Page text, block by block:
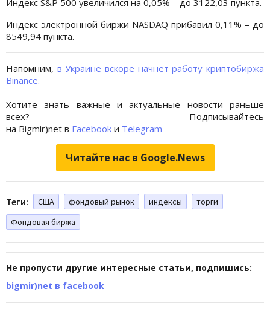
Индекс электронной биржи NASDAQ прибавил 0,11% – до
8549,94 пункта.
Напомним, в Украине вскоре начнет работу криптобиржа
Binance.
Хотите знать важные и актуальные новости раньше
всех? Подписывайтесь
на Bigmir)net в Facebook и Telegram
Читайте нас в Google.News
Теги: США фондовый рынок индексы
торги
Фондовая биржа
Не пропусти другие интересные статьи, подпишись:
bigmir)net в facebook